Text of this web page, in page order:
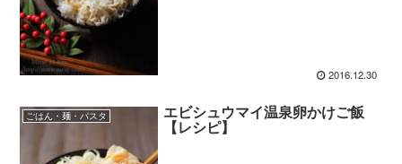
2016.12.30
ごはん・麺・パスタ エビシュウマイ温泉卵かけご飯
【レシピ】